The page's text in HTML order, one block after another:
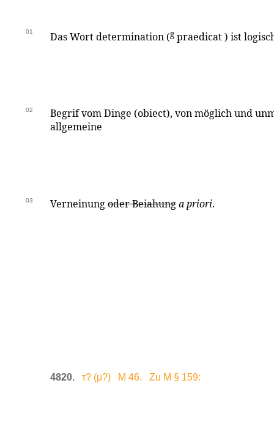
01 Das Wort determination (g praedicat ) ist
02
Begrif vom Dinge (obiect), von möglich und
allgemeine
03 Verneinungoder Beiahunga priori.
4820. τ? (μ?) M 46. Zu M § 159: